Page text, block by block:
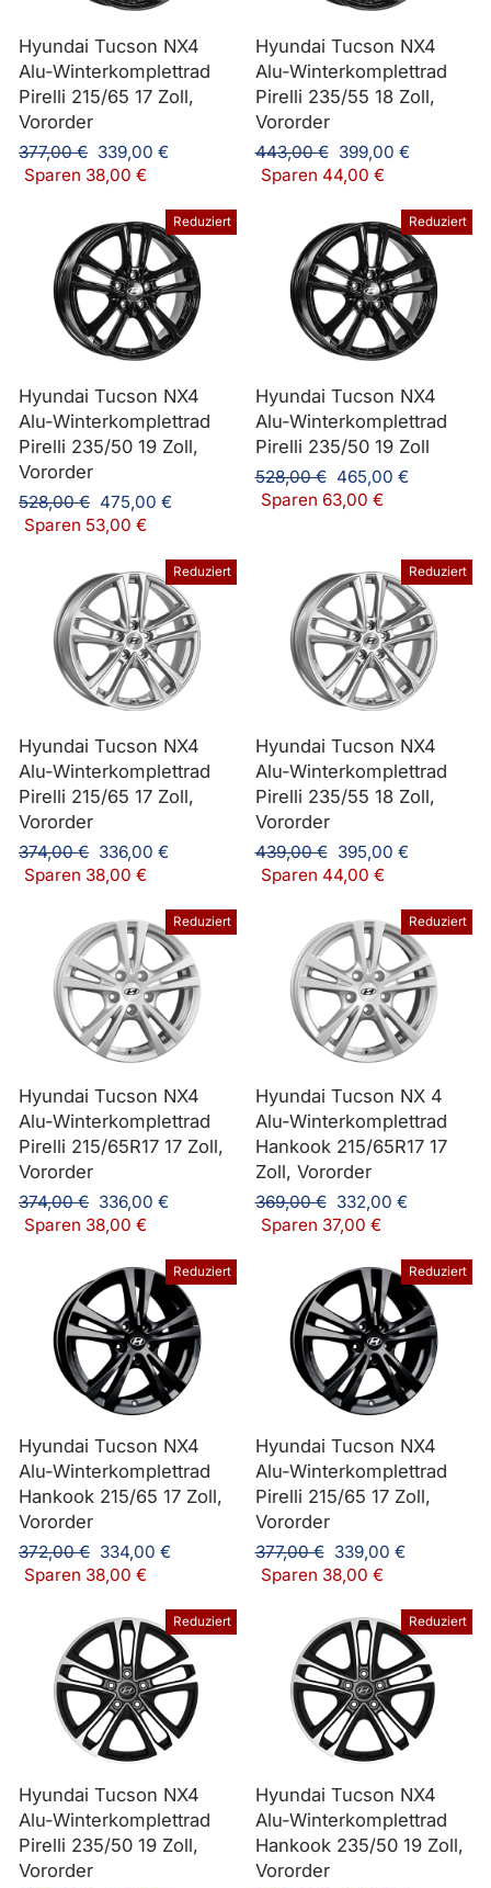
Hyundai Tucson NX4
Alu-Winterkomplettrad
Pirelli 215/65 17 Zoll,
Vororder
Normaler
Preis
377,00 € Sonderpreis
339,00 €
Sparen 38,00 €
Hyundai Tucson NX4
Alu-Winterkomplettrad
Pirelli 235/55 18 Zoll,
Vororder
Normaler
Preis
443,00 € Sonderpreis
399,00 €
Sparen 44,00 €
Reduziert
Hyundai Tucson NX4
Alu-Winterkomplettrad
Pirelli 235/50 19 Zoll,
Vororder
Normaler
Preis
528,00 € Sonderpreis
475,00 €
Sparen 53,00 €
Reduziert
Hyundai Tucson NX4
Alu-Winterkomplettrad
Pirelli 235/50 19 Zoll
Normaler
Preis
528,00 € Sonderpreis
465,00 €
Sparen 63,00 €
Reduziert
Hyundai Tucson NX4
Alu-Winterkomplettrad
Pirelli 215/65 17 Zoll,
Vororder
Normaler
Preis
374,00 € Sonderpreis
336,00 €
Sparen 38,00 €
Reduziert
Hyundai Tucson NX4
Alu-Winterkomplettrad
Pirelli 235/55 18 Zoll,
Vororder
Normaler
Preis
439,00 € Sonderpreis
395,00 €
Sparen 44,00 €
Reduziert
Hyundai Tucson NX4
Alu-Winterkomplettrad
Pirelli 215/65R17 17 Zoll,
Vororder
Normaler
Preis
374,00 € Sonderpreis
336,00 €
Sparen 38,00 €
Reduziert
Hyundai Tucson NX 4
Alu-Winterkomplettrad
Hankook 215/65R17 17
Zoll, Vororder
Normaler
Preis
369,00 € Sonderpreis
332,00 €
Sparen 37,00 €
Reduziert
Hyundai Tucson NX4
Alu-Winterkomplettrad
Hankook 215/65 17 Zoll,
Vororder
Normaler
Preis
372,00 € Sonderpreis
334,00 €
Sparen 38,00 €
Reduziert
Hyundai Tucson NX4
Alu-Winterkomplettrad
Pirelli 215/65 17 Zoll,
Vororder
Normaler
Preis
377,00 € Sonderpreis
339,00 €
Sparen 38,00 €
Reduziert
Hyundai Tucson NX4
Alu-Winterkomplettrad
Pirelli 235/50 19 Zoll,
Vororder
Reduziert
Hyundai Tucson NX4
Alu-Winterkomplettrad
Hankook 235/50 19 Zoll,
Vororder